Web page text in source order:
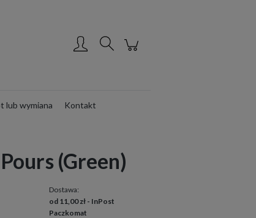
lub wymiana Kontakt
(Green)
Dostawa:
od 11,00 zł - InPost
Paczkomat